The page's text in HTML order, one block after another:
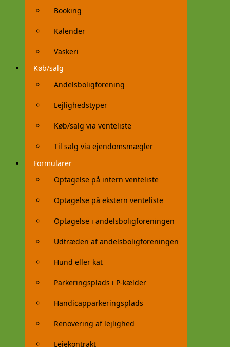
Booking
Kalender
Vaskeri
Køb/salg
Andelsboligforening
Lejlighedstyper
Køb/salg via venteliste
Til salg via ejendomsmægler
Formularer
Optagelse på intern venteliste
Optagelse på ekstern venteliste
Optagelse i andelsboligforeningen
Udtræden af andelsboligforeningen
Hund eller kat
Parkeringsplads i P-kælder
Handicapparkeringsplads
Renovering af lejlighed
Lejekontrakt